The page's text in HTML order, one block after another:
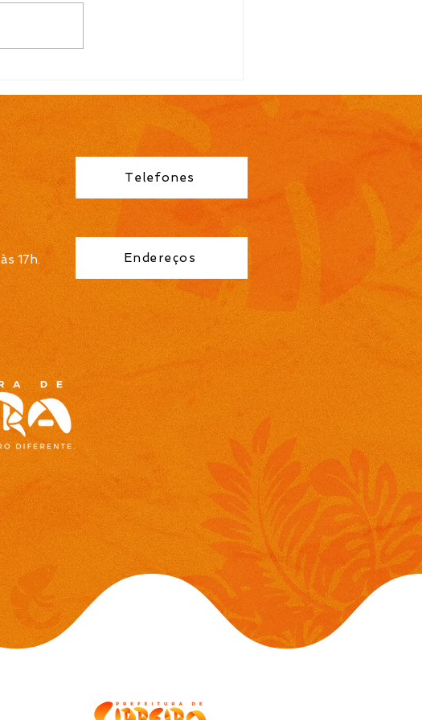
temporário de Professor
Ensino Fundamental 1ª a
4ª Séries é publicada pela
Prefeitura de Cidreira
17h.
Telefones
Endereços